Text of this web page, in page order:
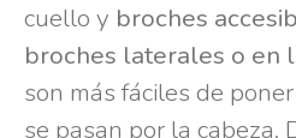
cuello y broches
broches laterales o en
son más fáciles de
se pasan por la cabeza.